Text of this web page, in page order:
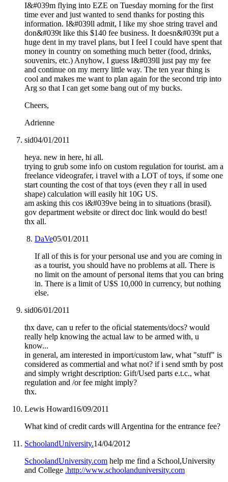
I&#039m flying into EZE on Tuesday morning for the first
time ever and just wanted to send thanks for posting this
information. I&#039ll admit, I like my shoe string travel and
don&#039t like this $140 fee business. It doesn&#039t put a
huge dent in my travel plans, but I feel I could have spent that
money in country on something much better (food, drinks,
souvenirs, etc.) Anyhow, I guess I&#039ll just pay my fee
and continue on my merry little way. The ten year thing is
cool and makes me want to plan again for the second trip into
Arg so that I can get some bang out of my bucks.
Cheers,
Adrienne
sid04/01/2011
heya. new in here, hi all.
trying to grub some info on custom regulation for tourist. am a
freelance videografer, i travel with a LOT of toys, if some one
start counting the cost of that toys (even they r all in used
shape) calculation will easily hit 10G US.
am asking this cos i&#039ve being in to situations (brasil).
gov department website or direct doc link would do best!
thx all.
DaVe05/01/2011
If all of this is for your personal use and you are coming in
as a tourist, you should have no problems at all. There is
no limit on the amount of personal items that you can bring
in. There is a limit of U$S 10,000 in currency, but nothing
else.
sid06/01/2011
thx dave, can u refer to the oficial statements/docs? would
really help knowing the actual law to be armed with, u
know...
in general, am interested in import/custom law, what "stuff" is
considered as commertial and what not? if i send smth by post
and simply wright description: Gift/Used parts e.t.c., what
regulation and /or fee might imply?
thx.
Lewis Howard16/09/2011
What kind of credit cards will Argentina for the entrance fee?
SchoolandUniversity.14/04/2012
SchoolandUniversity.com help me find a School,University
and College .http://www.schoolanduniversity.com